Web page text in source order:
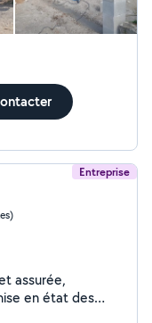
Entreprise
assurée,
en état des